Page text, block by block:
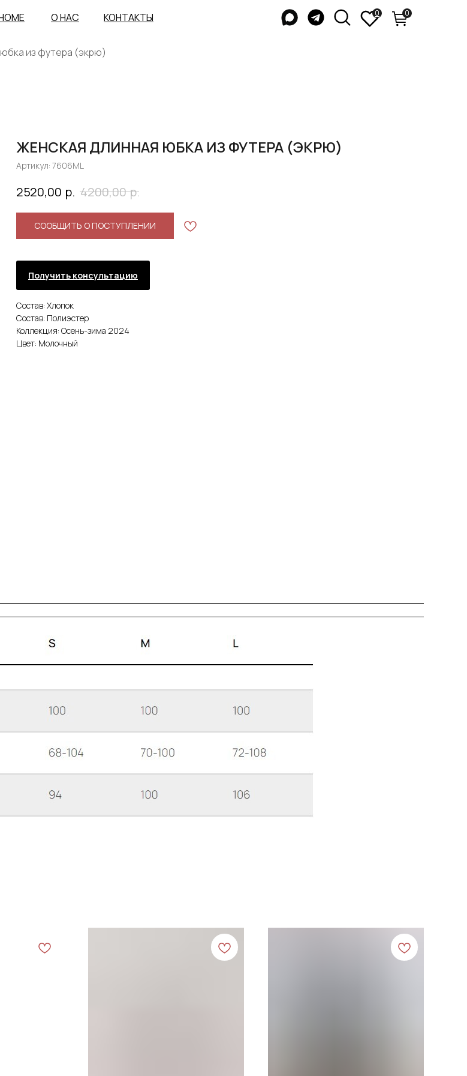
КОНТАКТЫ
О НАС 0
0
из футера (экрю)
ЖЕНСКАЯ ДЛИННАЯ ЮБКА ИЗ ФУТЕРА (ЭКРЮ)
Артикул: 7606ML
2520,00 р. 4200,00 р.
СООБЩИТЬ О ПОСТУПЛЕНИИ
Получить консультацию
Состав: Хлопок
Состав: Полиэстер
Коллекция: Осень-зима 2024
Цвет: Молочный